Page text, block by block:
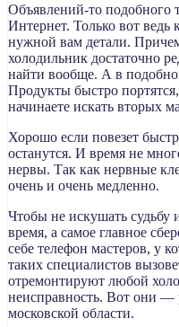
Объявлений-то подобного
Интернет. Только вот ведь
нужной вам детали.
холодильник достаточно
найти вообще. А в
Продукты быстро
начинаете искать вторых
Хорошо если повезет
останутся. И время не
нервы. Так как нервные
очень и очень медленно.
Чтобы не искушать судьбу
время, а самое главное
себе телефон мастеров, у
таких специалистов
отремонтируют любой
неисправность. Вот они —
московской области.